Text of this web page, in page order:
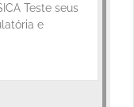
Teste seus
e